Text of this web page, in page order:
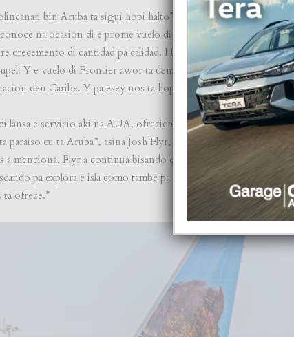
bin Aruba ta sigui hopi halto”, asina mr. Wendrick
na ocasion di e prome vuelo di Frontier. “Como
crecemento di cantidad pa calidad. Hopi isla den Caribe ta
Y e vuelo di Frontier awor ta demostra e interes di
den Caribe. Y pa esey nos ta hopi orguyoso”.
lansa e servicio aki na AUA, ofreciendo biahe nonstop na bon
paraiso cu ta Aruba”, asina Josh Flyr, vice presidente di
menciona. Flyr a continua bisando cu: “E ruta nobo aki ta un
pa explora e isla como tambe pa e localnan cu ta biaha pa
ofrece.”